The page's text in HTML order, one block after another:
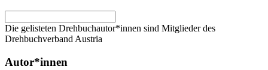
Die gelisteten Drehbuchautor*innen sind Mitglieder des
Drehbuchverband Austria
Autor*innen